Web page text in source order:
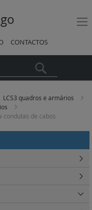
CONTACTOS
LCS3 quadros e armários
condutas de cabos